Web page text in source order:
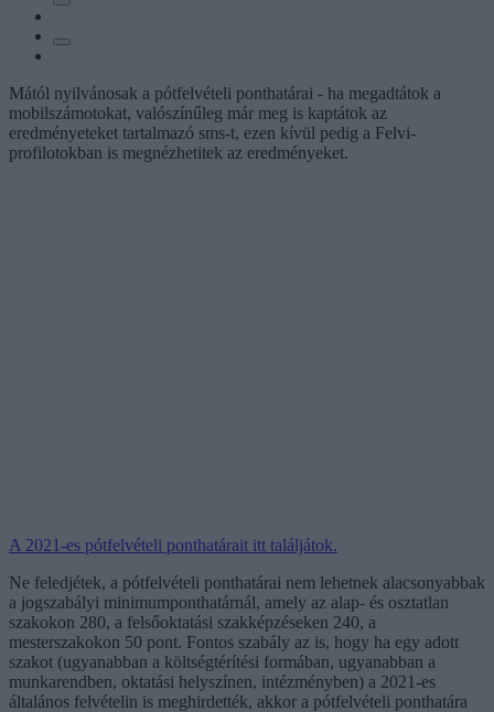
Mától nyilvánosak a pótfelvételi ponthatárai - ha megadtátok a
mobilszámotokat, valószínűleg már meg is kaptátok az
eredményeteket tartalmazó sms-t, ezen kívül pedig a Felvi-
profilotokban is megnézhetitek az eredményeket.
A 2021-es pótfelvételi ponthatárait itt találjátok.
Ne feledjétek, a pótfelvételi ponthatárai nem lehetnek alacsonyabbak
a jogszabályi minimumponthatárnál, amely az alap- és osztatlan
szakokon 280, a felsőoktatási szakképzéseken 240, a
mesterszakokon 50 pont. Fontos szabály az is, hogy ha egy adott
szakot (ugyanabban a költségtérítési formában, ugyanabban a
munkarendben, oktatási helyszínen, intézményben) a 2021-es
általános felvételin is meghirdették, akkor a pótfelvételi ponthatára